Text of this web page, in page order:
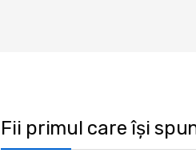
Fii primul care își